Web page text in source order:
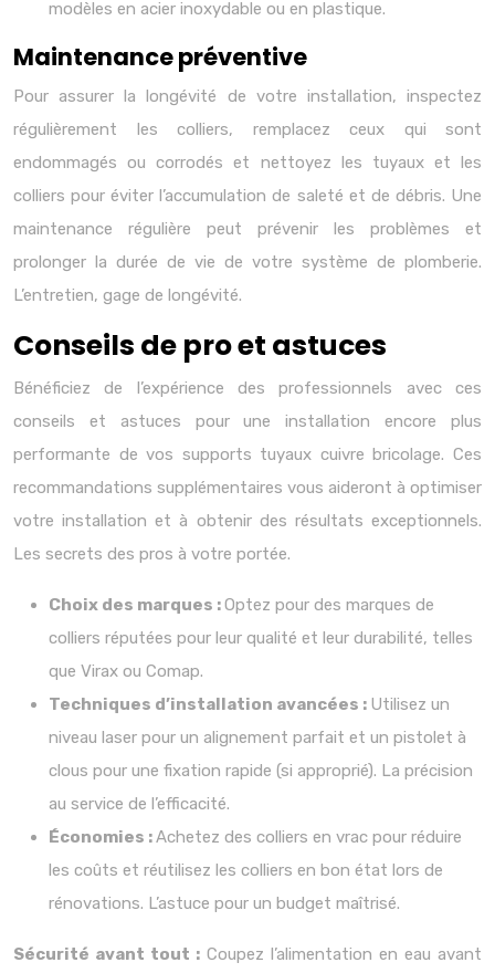
modèles en acier inoxydable ou en plastique.
Maintenance préventive
Pour assurer la longévité de votre installation, inspectez
régulièrement les colliers, remplacez ceux qui sont
endommagés ou corrodés et nettoyez les tuyaux et les
colliers pour éviter l’accumulation de saleté et de débris. Une
maintenance régulière peut prévenir les problèmes et
prolonger la durée de vie de votre système de plomberie.
L’entretien, gage de longévité.
Conseils de pro et astuces
Bénéficiez de l’expérience des professionnels avec ces
conseils et astuces pour une installation encore plus
performante de vos supports tuyaux cuivre bricolage. Ces
recommandations supplémentaires vous aideront à optimiser
votre installation et à obtenir des résultats exceptionnels.
Les secrets des pros à votre portée.
Choix des marques :Optez pour des marques de
colliers réputées pour leur qualité et leur durabilité, telles
que Virax ou Comap.
Techniques d’installation avancées : Utilisez un
niveau laser pour un alignement parfait et un pistolet à
clous pour une fixation rapide (si approprié). La précision
au service de l’efficacité.
Économies :Achetez des colliers en vrac pour réduire
les coûts et réutilisez les colliers en bon état lors de
rénovations. L’astuce pour un budget maîtrisé.
Sécurité avant tout : Coupez l’alimentation en eau avant